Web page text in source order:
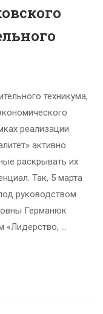
техникума,
реализации
активно
раскрывать их
Так, 5 марта
руководством
Германюк
«Лидерство, …